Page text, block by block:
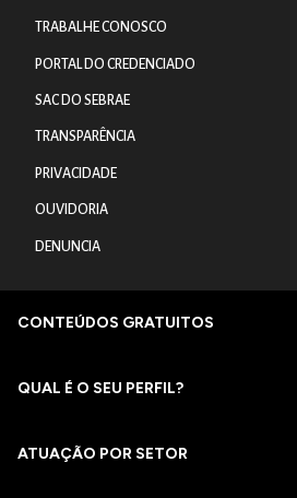
TRABALHE CONOSCO
PORTAL DO CREDENCIADO
SAC DO SEBRAE
TRANSPARÊNCIA
PRIVACIDADE
OUVIDORIA
DENUNCIA
CONTEÚDOS GRATUITOS
QUAL É O SEU PERFIL?
ATUAÇÃO POR SETOR